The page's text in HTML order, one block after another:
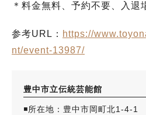
＊料金無料、予約不要、入退
参考URL： https://
nt/event-13987/
豊中市立伝統芸能館
◾️所在地：豊中市岡町北1-4-1